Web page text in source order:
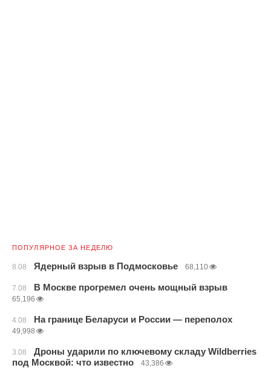
ПОПУЛЯРНОЕ ЗА НЕДЕЛЮ
8.08 Ядерный взрыв в Подмосковье 68,110
7.08 В Москве прогремел очень мощный взрыв
65,196
4.08 На границе Беларуси и России — переполох
49,998
3.08
Дроны ударили по ключевому складу Wildberries
под Москвой: что известно
43,386